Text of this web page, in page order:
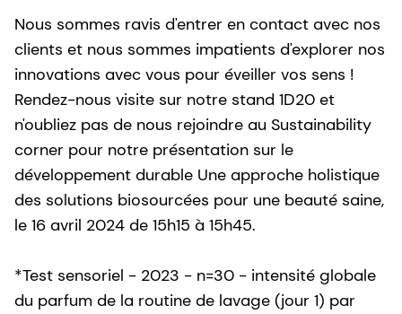
Nous sommes ravis d'entrer en contact avec nos
clients et nous sommes impatients d'explorer nos
innovations avec vous pour éveiller vos sens !
Rendez-nous visite sur notre stand 1D20 et
n'oubliez pas de nous rejoindre au Sustainability
corner pour notre présentation sur le
développement durable Une approche holistique
des solutions biosourcées pour une beauté saine,
le 16 avril 2024 de 15h15 à 15h45.
*Test sensoriel - 2023 - n=30 - intensité globale
du parfum de la routine de lavage (jour 1) par